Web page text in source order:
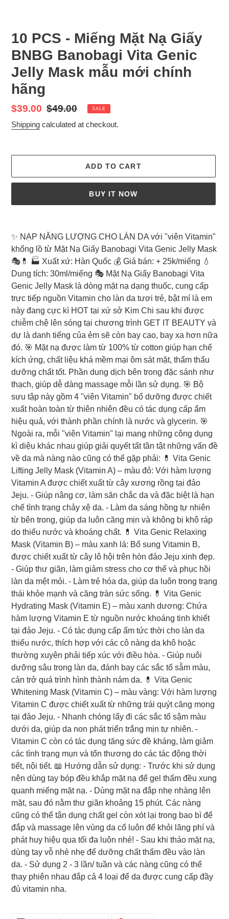
10 PCS - Miếng Mặt Nạ Giấy
BNBG Banobagi Vita Genic
Jelly Mask mẫu mới chính
hãng
Sale
price
$39.00 Regular
price
$49.00 SALE
Shipping calculated at checkout.
ADD TO CART
BUY IT NOW
product
your
cart
✨ NẠP NĂNG LƯỢNG CHO LÀN DA với "viên Vitamin"
khổng lồ từ Mặt Nạ Giấy Banobagi Vita Genic Jelly Mask
🎭💊 🏭 Xuất xứ: Hàn Quốc 💰 Giá bán: + 25k/miếng 💧
Dung tích: 30ml/miếng 🎭 Mặt Nạ Giấy Banobagi Vita
Genic Jelly Mask là dòng mặt nạ dạng thuốc, cung cấp
trực tiếp nguồn Vitamin cho làn da tươi trẻ, bật mí là em
này đang cực kì HOT tại xứ sở Kim Chi sau khi được
chiễm chệ lên sóng tại chương trình GET IT BEAUTY và
dự là danh tiếng của ẻm sẽ còn bay cao, bay xa hơn nữa
đó. 🎯 Mặt nạ được làm từ 100% từ cotton giúp hạn chế
kích ứng, chất liệu khá mềm mại ôm sát mặt, thẩm thấu
dưỡng chất tốt. Phần dung dịch bên trong đặc sánh như
thạch, giúp dễ dàng massage mỗi lần sử dụng. 🎯 Bộ
sưu tập này gồm 4 "viên Vitamin" bổ dưỡng được chiết
xuất hoàn toàn từ thiên nhiên đều có tác dụng cấp ẩm
hiệu quả, với thành phần chính là nước và glycerin. 🎯
Ngoài ra, mỗi "viên Vitamin" lại mang những công dụng
kì diệu khác nhau giúp giải quyết tất tần tật những vấn đề
về da mà nàng nào cũng có thể gặp phải: 💊 Vita Genic
Lifting Jelly Mask (Vitamin A) – màu đỏ: Với hàm lượng
Vitamin A được chiết xuất từ cây xương rồng tại đảo
Jeju. - Giúp nâng cơ, làm săn chắc da và đặc biệt là hạn
chế tình trạng chảy xệ da. - Làm da sáng hồng tự nhiên
từ bên trong, giúp da luôn căng mịn và không bị khô ráp
do thiếu nước và khoáng chất. 💊 Vita Genic Relaxing
Mask (Vitamin B) – màu xanh lá: Bổ sung Vitamin B,
được chiết xuất từ cây lô hội trên hòn đảo Jeju xinh đẹp.
- Giúp thư giãn, làm giảm stress cho cơ thể và phục hồi
làn da mệt mỏi. - Làm trẻ hóa da, giúp da luôn trong trạng
thái khỏe mạnh và căng tràn sức sống. 💊 Vita Genic
Hydrating Mask (Vitamin E) – màu xanh dương: Chứa
hàm lượng Vitamin E từ nguồn nước khoáng tinh khiết
tại đảo Jeju. - Có tác dụng cấp ẩm tức thời cho làn da
thiếu nước, thích hợp với các cô nàng da khô hoặc
thường xuyên phải tiếp xúc với điều hòa. - Giúp nuôi
dưỡng sâu trong làn da, đánh bay các sắc tố sẫm màu,
cản trở quá trình hình thành nám da. 💊 Vita Genic
Whitening Mask (Vitamin C) – màu vàng: Với hàm lượng
Vitamin C được chiết xuất từ những trái quýt căng mọng
tại đảo Jeju. - Nhanh chóng lấy đi các sắc tố sậm màu
dưới da, giúp da non phát triển trắng mịn tự nhiên. -
Vitamin C còn có tác dụng tăng sức đề kháng, làm giảm
các tình trạng mụn và tổn thương do các tác động thời
tiết, nội tiết. 📖 Hướng dẫn sử dụng: - Trước khi sử dụng
nên dùng tay bóp đều khắp mặt nạ để gel thấm đều xung
quanh miếng mặt nạ. - Dùng mặt nạ đắp nhẹ nhàng lên
mặt, sau đó nằm thư giãn khoảng 15 phút. Các nàng
cũng có thể tận dụng chất gel còn xót lại trong bao bì để
đắp và massage lên vùng da cổ luôn để khỏi lãng phí và
phát huy hiệu qua tối đa luôn nhé! - Sau khi tháo mặt nạ,
dùng tay vỗ nhè nhẹ để dưỡng chất thấm đều vào làn
da. - Sử dụng 2 - 3 lần/ tuần và các nàng cũng có thể
thay phiên nhau đắp cả 4 loại để da được cung cấp đầy
đủ vitamin nha.